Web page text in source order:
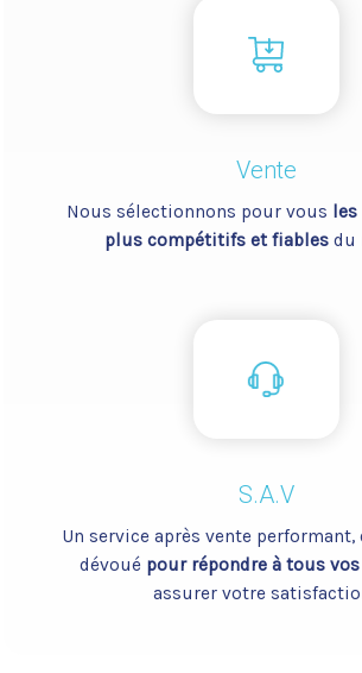
Vente
Nous sélectionnons pour vous
plus compétitifs et fiables du
S.A.V
Un service après vente
dévoué pour répondre à tous
assurer votre